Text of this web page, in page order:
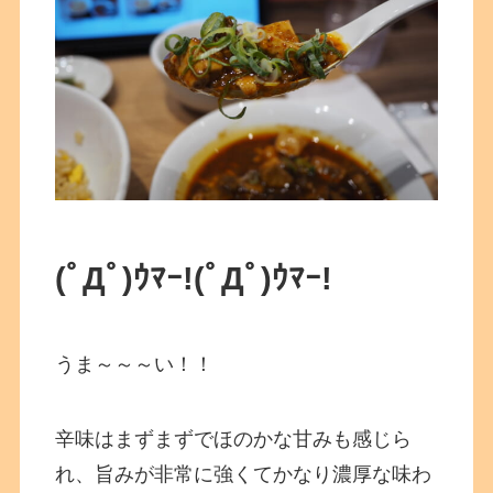
(ﾟДﾟ)ｳﾏｰ!(ﾟДﾟ)ｳﾏｰ!
うま～～～い！！
辛味はまずまずでほのかな甘みも感じら
れ、旨みが非常に強くてかなり濃厚な味わ